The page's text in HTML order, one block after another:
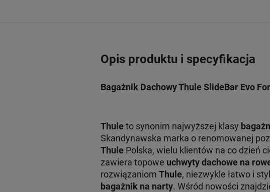
Opis produktu i specyfikacja
Bagażnik Dachowy Thule SlideBar Evo
Thuleto synonim najwyższej klasy
Skandynawska marka o renomowanej
ThulePolska, wielu klientów na co dzień
zawiera topowe uchwyty dachowe na
rozwiązaniom Thule, niezwykle łatwo i
bagażnik na narty. Wśród nowości